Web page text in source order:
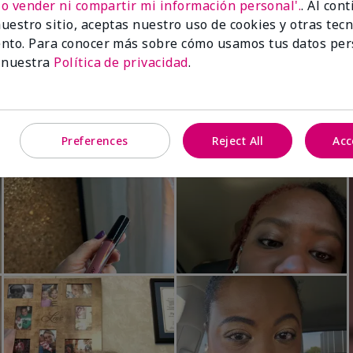
3D Foundation
rosados fríos)
Skinvigorate™ Duo Facial
especial†
$95.00
vender ni compartir mi información personal'.. Al
sitio, aceptas nuestro uso de cookies y otras
Para conocer más sobre cómo usamos tus datos
Política de privacidad.
Preferences Reject All